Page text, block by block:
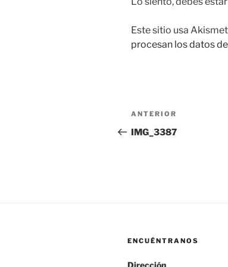
Este sitio usa
procesan los datos
Navegación
de
Entrada
anterior:
ANTERIOR
IMG_3387
ENCUÉNTRANOS